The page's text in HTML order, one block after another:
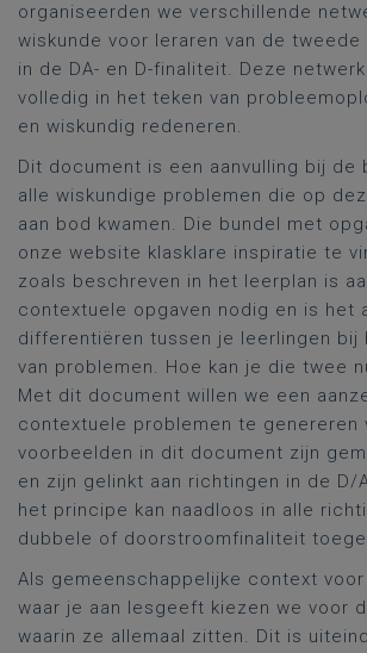
organiseerden we verschillende
wiskunde voor leraren van de
in de DA- en D-finaliteit. Deze
volledig in het teken van
en wiskundig redeneren.
Dit document is een aanvulling bij de
alle wiskundige problemen die op
aan bod kwamen. Die bundel met
onze website klasklare inspiratie te
zoals beschreven in het leerplan is
contextuele opgaven nodig en is het
differentiëren tussen je leerlingen bij
van problemen. Hoe kan je die twee
Met dit document willen we een
contextuele problemen te genereren
voorbeelden in dit document zijn
en zijn gelinkt aan richtingen in de D/
het principe kan naadloos in alle
dubbele of doorstroomfinaliteit
Als gemeenschappelijke context
waar je aan lesgeeft kiezen we voor
waarin ze allemaal zitten. Dit is